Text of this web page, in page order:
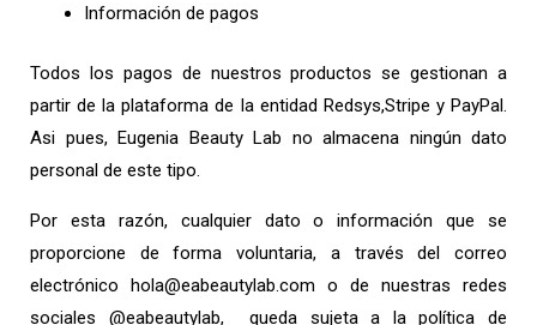
Información de pagos
Todos los pagos de nuestros productos se gestionan a
partir de la plataforma de la entidad Redsys,Stripe y PayPal.
Asi pues, Eugenia Beauty Lab no almacena ningún dato
personal de este tipo.
Por esta razón, cualquier dato o información que se
proporcione de forma voluntaria, a través del correo
electrónico hola@eabeautylab.com o de nuestras redes
sociales @eabeautylab, queda sujeta a la política de